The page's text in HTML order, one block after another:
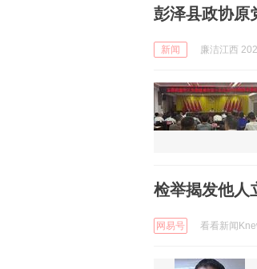
彭泽县政协原
新闻 廉洁江西
检举揭发他人
网易号 看看新闻